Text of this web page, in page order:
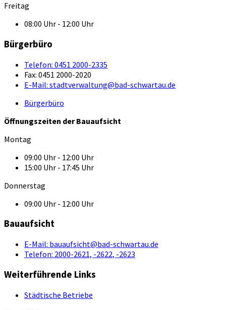
Freitag
08:00 Uhr - 12:00 Uhr
Bürgerbüro
Telefon: 0451 2000-2335
Fax: 0451 2000-2020
E-Mail: stadtverwaltung@bad-schwartau.de
Bürgerbüro
Öffnungszeiten der Bauaufsicht
Montag
09:00 Uhr - 12:00 Uhr
15:00 Uhr - 17:45 Uhr
Donnerstag
09:00 Uhr - 12:00 Uhr
Bauaufsicht
E-Mail: bauaufsicht@bad-schwartau.de
Telefon: 2000-2621, -2622, -2623
Weiterführende Links
Städtische Betriebe